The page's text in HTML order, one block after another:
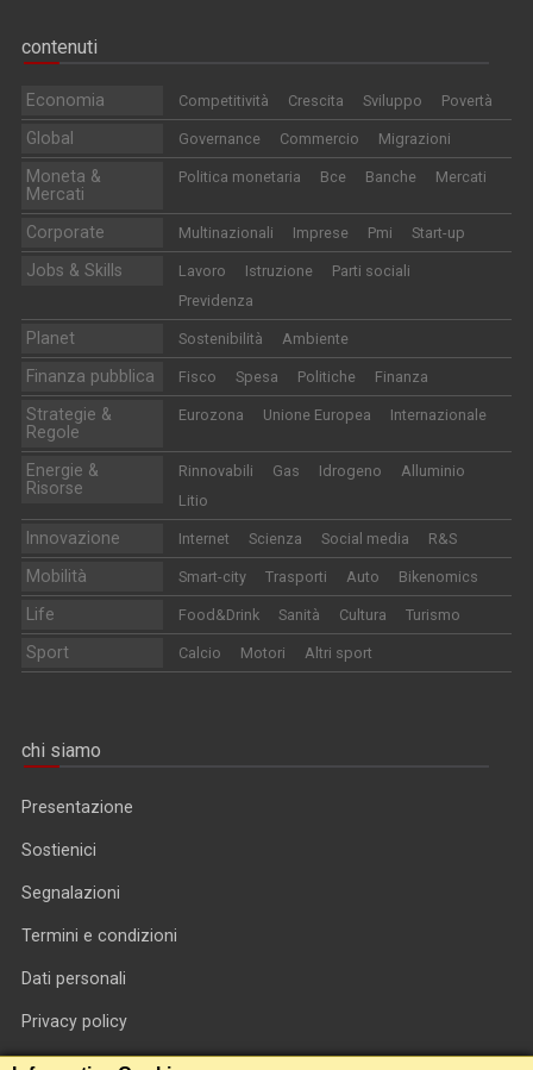
contenuti
Economia Competitività Crescita Sviluppo Povertà
Global Governance Commercio Migrazioni
Moneta &
Mercati
Politica monetaria Bce Banche Mercati
Corporate Multinazionali Imprese Pmi Start-up
Jobs & Skills Lavoro Istruzione
Parti sociali
Previdenza
Planet Sostenibilità Ambiente
Finanza pubblica Fisco Spesa Politiche Finanza
Strategie &
Regole
Eurozona Unione Europea Internazionale
Energie &
Risorse
Rinnovabili Gas Idrogeno
Alluminio
Litio
Innovazione Internet Scienza Social media R&S
Mobilità Smart-city Trasporti Auto Bikenomics
Life Food&Drink Sanità Cultura Turismo
Sport Calcio Motori Altri sport
chi siamo
Presentazione
Sostienici
Segnalazioni
Termini e condizioni
Dati personali
Privacy policy
Informativa cookie